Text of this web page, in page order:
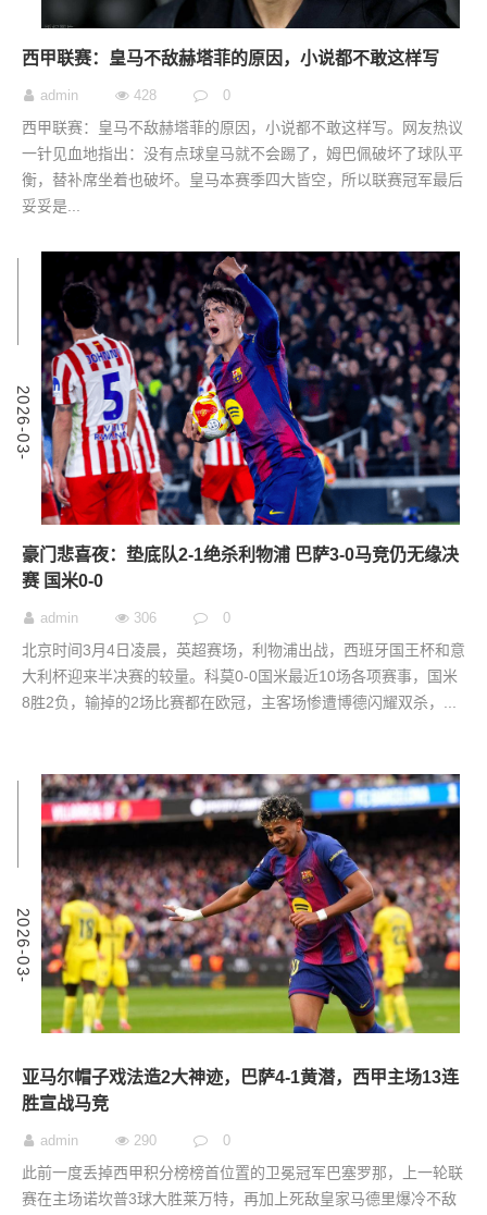
西甲联赛：皇马不敌赫塔菲的原因，小说都不敢这样写
admin 428 0
西甲联赛：皇马不敌赫塔菲的原因，小说都不敢这样写。网友热议
一针见血地指出：没有点球皇马就不会踢了，姆巴佩破坏了球队平
衡，替补席坐着也破坏。皇马本赛季四大皆空，所以联赛冠军最后
妥妥是...
2
0
2
6
-
0
3
-
0
豪门悲喜夜：垫底队2-1绝杀利物浦 巴萨3-0马竞仍无缘决
赛 国米0-0
admin 306 0
北京时间3月4日凌晨，英超赛场，利物浦出战，西班牙国王杯和意
大利杯迎来半决赛的较量。科莫0-0国米最近10场各项赛事，国米
8胜2负，输掉的2场比赛都在欧冠，主客场惨遭博德闪耀双杀，...
2
0
2
6
-
0
3
-
0
亚马尔帽子戏法造2大神迹，巴萨4-1黄潜，西甲主场13连
胜宣战马竞
admin 290 0
此前一度丢掉西甲积分榜榜首位置的卫冕冠军巴塞罗那，上一轮联
赛在主场诺坎普3球大胜莱万特，再加上死敌皇家马德里爆冷不敌